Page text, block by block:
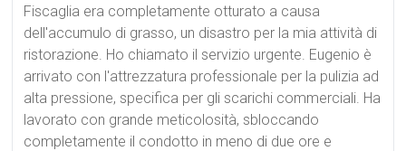
Fiscaglia era completamente otturato a causa
dell'accumulo di grasso, un disastro per la mia attività di
ristorazione. Ho chiamato il servizio urgente. Eugenio è
arrivato con l'attrezzatura professionale per la pulizia ad
alta pressione, specifica per gli scarichi commerciali. Ha
lavorato con grande meticolosità, sbloccando
completamente il condotto in meno di due ore e